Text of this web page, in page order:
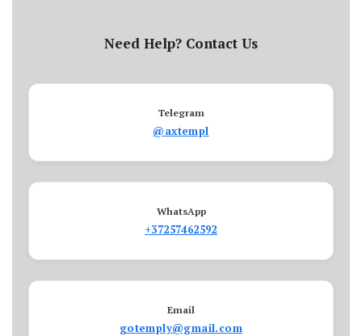
Need Help? Contact Us
Telegram
@axtempl
WhatsApp
+37257462592
Email
gotemply@gmail.com